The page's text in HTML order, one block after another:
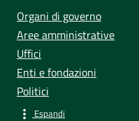
Organi di governo
Aree amministrative
Uffici
Enti e fondazioni
Politici
Espandi